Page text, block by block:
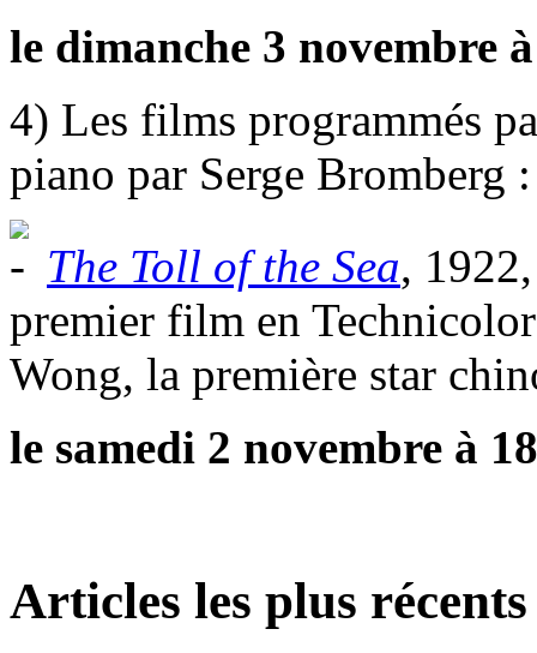
le dimanche 3 novembre
4) Les films programmés
piano par Serge Bromberg :
The Toll of the Sea,
premier film en
Wong, la première star
le samedi 2 novembre à
Articles les plus récents